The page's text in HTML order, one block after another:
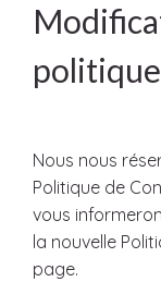
Nous nous
Politique de
vous
la nouvelle
page.